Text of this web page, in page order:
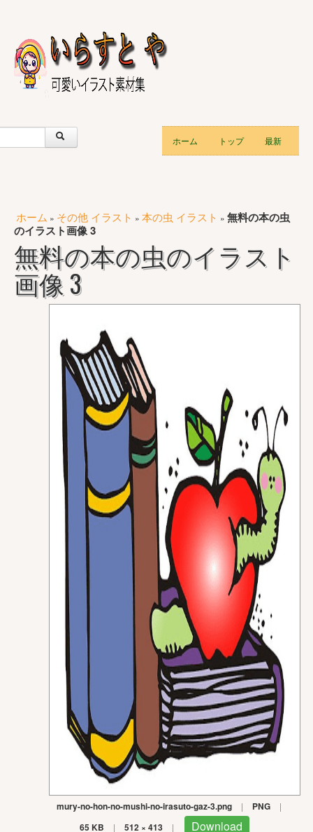
ホーム トップ 最新
ホーム » その他 イラスト » 本の虫 イラスト » 無料の本の虫
のイラスト画像 3
無料の本の虫のイラスト
画像 3
mury-no-hon-no-mushi-no-irasuto-gaz-3.png | PNG |
65 KB | 512 × 413 | Download